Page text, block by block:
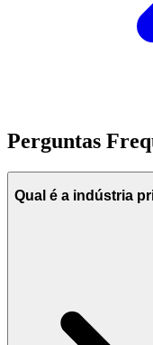
Perguntas
Qual é a indústria